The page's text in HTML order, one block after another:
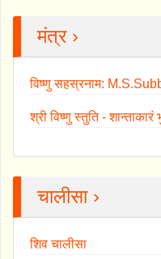
मंत्र ›
विष्णु सहस्रनाम:
श्री विष्णु स्तुति -
चालीसा ›
शिव चालीसा